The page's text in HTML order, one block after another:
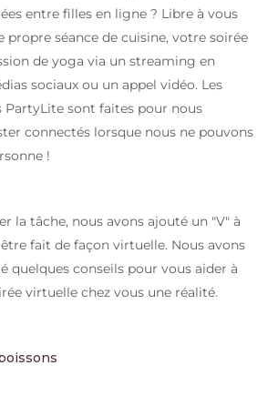
entre filles en ligne ? Libre à vous
propre séance de cuisine, votre soirée
de yoga via un streaming en
sociaux ou un appel vidéo. Les
PartyLite sont faites pour nous
connectés lorsque nous ne pouvons
!
la tâche, nous avons ajouté un "V" à
fait de façon virtuelle. Nous avons
quelques conseils pour vous aider à
virtuelle chez vous une réalité.